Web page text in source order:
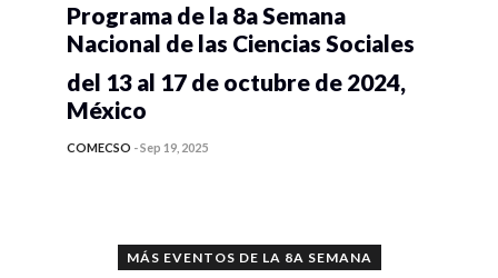
Programa de la 8a Semana
Nacional de las Ciencias Sociales
del 13 al 17 de octubre de 2024,
México
COMECSO -Sep 19, 2025
MÁS EVENTOS DE LA 8A SEMANA